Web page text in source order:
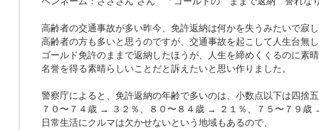
高齢者の交通事故が多い昨今、免許返納は何かを失うみたいで寂
高齢者の方も多いと思うのですが、交通事故を起こして人生台無
ゴールド免許のままで返納したほうが、人生を締めくくるのに素
名誉を得る素晴らしいことだと訴えたいと思い作りました。
警察庁によると、免許返納の年齢で多いのは、小数点以下は四捨
７０〜７４歳 → ３２％、８０〜８４歳 → ２１％、７５〜７９歳
日常生活にクルマは欠かせないという地域もあるので、